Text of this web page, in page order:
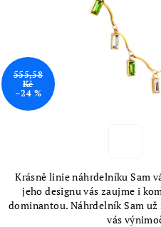
Krásně linie náhrdelníku Sam
jeho designu vás zaujme i
dominantou. Náhrdelník Sam
vás
555,58
Kč
–24 %